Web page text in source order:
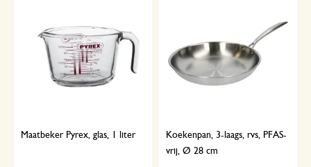
Maatbeker Pyrex, glas, 1 liter
Koekenpan, 3-laags, rvs, PFAS-
vrij, Ø 28 cm